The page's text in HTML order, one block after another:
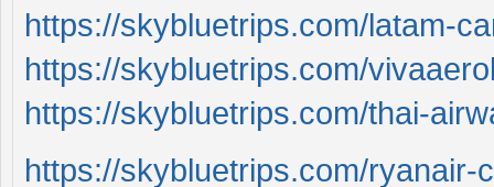
https://skybluetrips.com/latam-
https://skybluetrips.com/
https://skybluetrips.com/thai-
https://skybluetrips.com/ryanair-